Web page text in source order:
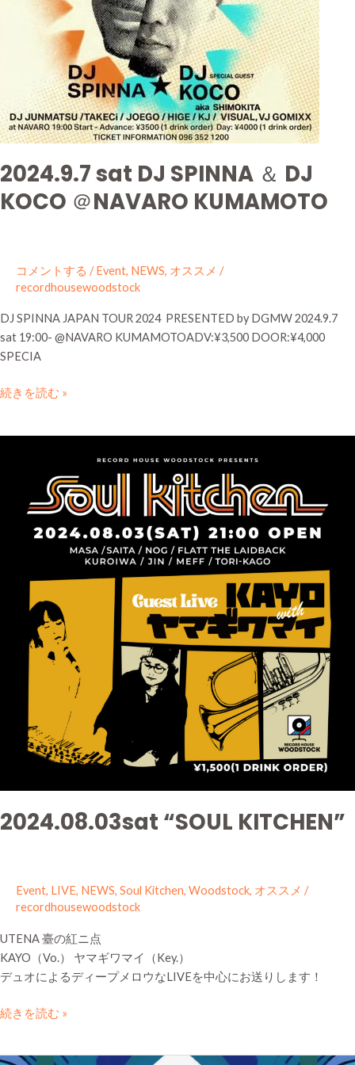
2024.9.7 sat DJ SPINNA ＆ DJ
KOCO ＠NAVARO KUMAMOTO
コメントする /Event, NEWS, オススメ /
recordhousewoodstock
DJ SPINNA JAPAN TOUR 2024 PRESENTED by DGMW 2024.9.7
sat 19:00- @NAVARO KUMAMOTOADV:¥3,500 DOOR:¥4,000
SPECIA
KUMAMOTO
続きを読む »
2024.08.03sat “SOUL KITCHEN”
Event, LIVE, NEWS, Soul Kitchen, Woodstock, オススメ /
recordhousewoodstock
UTENA 臺の紅ニ点
KAYO（Vo.） ヤマギワマイ（Key.）
デュオによるディープメロウなLIVEを中心にお送りします！
KITCHEN”
続きを読む »